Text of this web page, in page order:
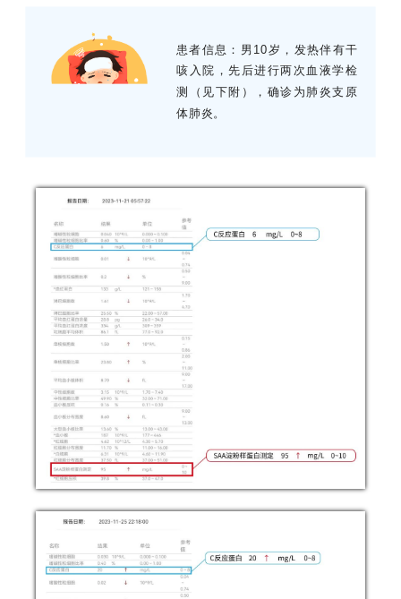
患者信息：男10岁，发热伴有干
咳入院，先后进行两次血液学检
测（见下附），确诊为肺炎支原
体肺炎。